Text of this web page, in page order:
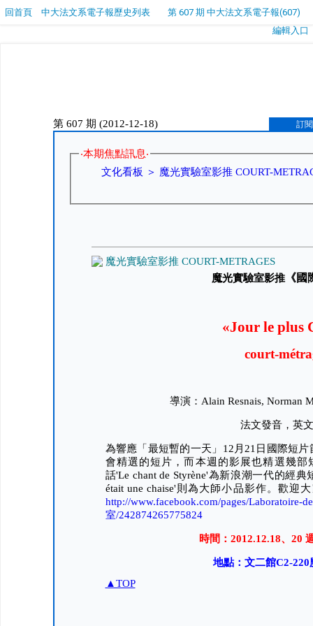
回首頁 中大法文系電子報歷史列表
第 607 期 中大法文系電子報(607)
編輯入口